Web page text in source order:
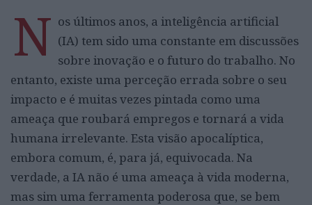
N os últimos anos, a inteligência artificial
(IA) tem sido uma constante em discussões
sobre inovação e o futuro do trabalho. No
entanto, existe uma perceção errada sobre o seu
impacto e é muitas vezes pintada como uma
ameaça que roubará empregos e tornará a vida
humana irrelevante. Esta visão apocalíptica,
embora comum, é, para já, equivocada. Na
verdade, a IA não é uma ameaça à vida moderna,
mas sim uma ferramenta poderosa que, se bem